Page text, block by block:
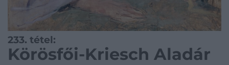
233. tétel:
Körösfői-Kriesch Aladár